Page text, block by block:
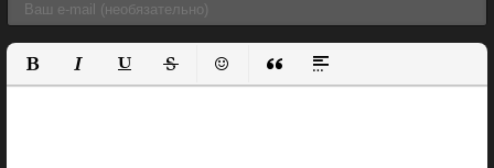
Полужирный
КурсивПодчеркнутый
ЗачеркнутыйВставить смайлик
Вставка цитаты
Вставка спойлера